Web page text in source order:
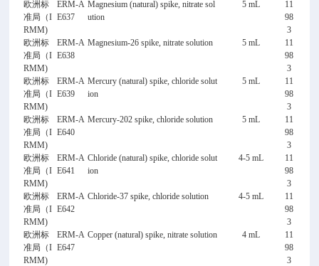
欧洲标
准局（I
RMM)
ERM-A
E637
Magnesium (natural) spike, nitrate sol
ution
5 mL
11
98
3
欧洲标
准局（I
RMM)
ERM-A
E638
Magnesium-26 spike, nitrate solution 5 mL
11
98
3
欧洲标
准局（I
RMM)
ERM-A
E639
Mercury (natural) spike, chloride solut
ion
5 mL
11
98
3
欧洲标
准局（I
RMM)
ERM-A
E640
Mercury-202 spike, chloride solution 5 mL
11
98
3
欧洲标
准局（I
RMM)
ERM-A
E641
Chloride (natural) spike, chloride solut
ion
4-5 mL
11
98
3
欧洲标
准局（I
RMM)
ERM-A
E642
Chloride-37 spike, chloride solution 4-5 mL
11
98
3
欧洲标
准局（I
RMM)
ERM-A
E647
Copper (natural) spike, nitrate solution 4 mL
11
98
3